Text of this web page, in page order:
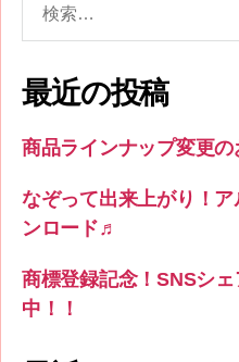
象:
最近の投稿
商品ラインナップ変更の
なぞって出来上がり！
ンロード♬
商標登録記念！SNSシ
中！！